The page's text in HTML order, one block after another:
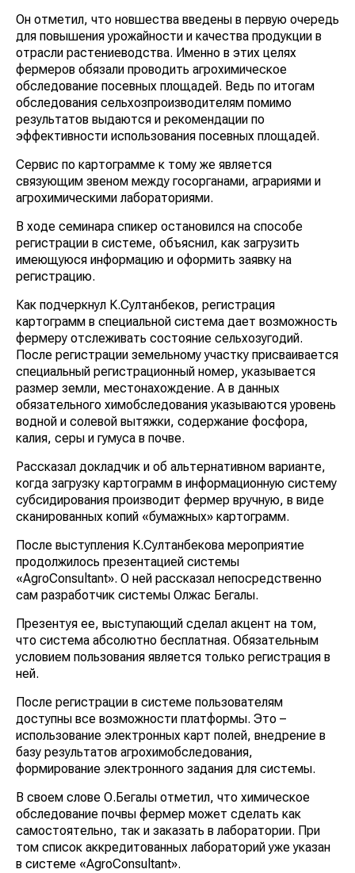
Он отметил, что новшества введены в первую очередь
для повышения урожайности и качества продукции в
отрасли растениеводства. Именно в этих целях
фермеров обязали проводить агрохимическое
обследование посевных площадей. Ведь по итогам
обследования сельхозпроизводителям помимо
результатов выдаются и рекомендации по
эффективности использования посевных площадей.
Сервис по картограмме к тому же является
связующим звеном между госорганами, аграриями и
агрохимическими лабораториями.
В ходе семинара спикер остановился на способе
регистрации в системе, объяснил, как загрузить
имеющуюся информацию и оформить заявку на
регистрацию.
Как подчеркнул К.Султанбеков, регистрация
картограмм в специальной система дает возможность
фермеру отслеживать состояние сельхозугодий.
После регистрации земельному участку присваивается
специальный регистрационный номер, указывается
размер земли, местонахождение. А в данных
обязательного химобследования указываются уровень
водной и солевой вытяжки, содержание фосфора,
калия, серы и гумуса в почве.
Рассказал докладчик и об альтернативном варианте,
когда загрузку картограмм в информационную систему
субсидирования производит фермер вручную, в виде
сканированных копий «бумажных» картограмм.
После выступления К.Султанбекова мероприятие
продолжилось презентацией системы
«AgroConsultant». О ней рассказал непосредственно
сам разработчик системы Олжас Бегалы.
Презентуя ее, выступающий сделал акцент на том,
что система абсолютно бесплатная. Обязательным
условием пользования является только регистрация в
ней.
После регистрации в системе пользователям
доступны все возможности платформы. Это –
использование электронных карт полей, внедрение в
базу результатов агрохимобследования,
формирование электронного задания для системы.
В своем слове О.Бегалы отметил, что химическое
обследование почвы фермер может сделать как
самостоятельно, так и заказать в лаборатории. При
том список аккредитованных лабораторий уже указан
в системе «AgroConsultant».